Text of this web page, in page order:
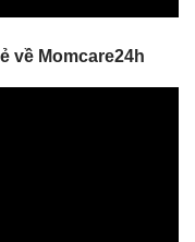
về Momcare24h